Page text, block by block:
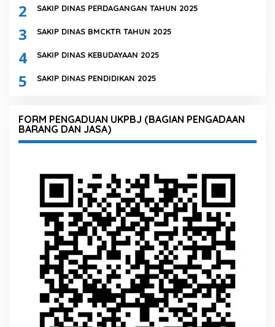
2 SAKIP DINAS PERDAGANGAN TAHUN 2025
3 SAKIP DINAS BMCKTR TAHUN 2025
4 SAKIP DINAS KEBUDAYAAN 2025
5 SAKIP DINAS PENDIDIKAN 2025
FORM PENGADUAN UKPBJ (BAGIAN PENGADAAN
BARANG DAN JASA)